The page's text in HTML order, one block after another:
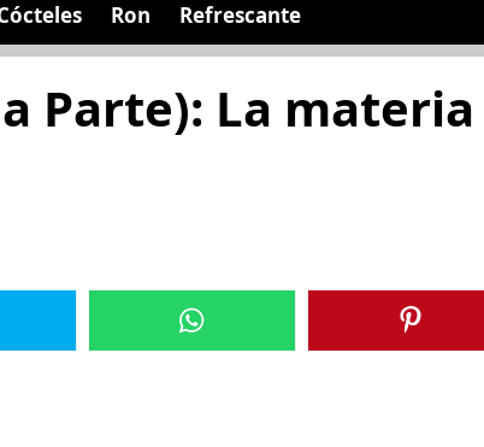
Ron Refrescante
Parte): La materia